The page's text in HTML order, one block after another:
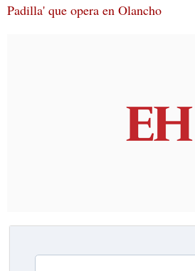
Padilla' que opera en Olancho